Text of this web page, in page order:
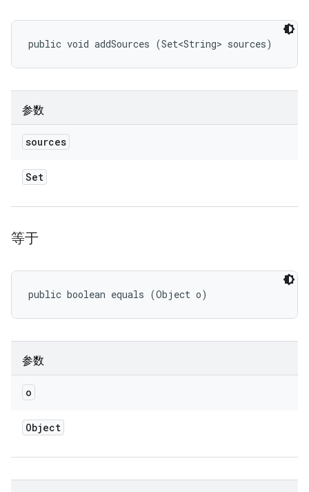
public void addSources (Set<String> sources)
参数
sources
Set
等于
public boolean equals (Object o)
参数
o
Object